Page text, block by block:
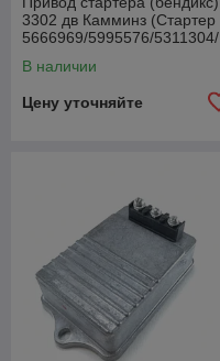
3302 дв Камминз (Стартер
5666969/5995576/5311304/
В наличии
Цену уточняйте